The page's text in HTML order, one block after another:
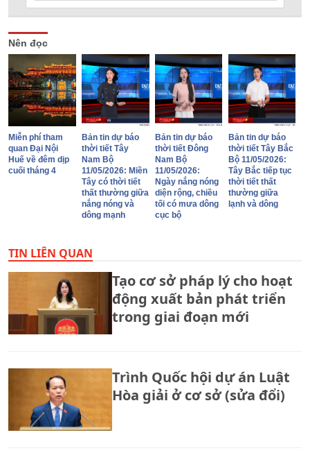
Nên đọc
Miễn phí tham
quan Đại Nội
Huế về đêm dịp
cuối tháng 4
Bản tin dự báo
thời tiết Tây
Nam Bộ
11/05/2026: Miền
Tây có thời tiết
thất thường giữa
nắng nóng và
dông mạnh
Bản tin dự báo
thời tiết Đông
Nam Bộ
11/05/2026:
Ngày nắng nóng
diện rộng, chiều
tối có mưa dông
cục bộ
Bản tin dự báo
thời tiết Tây Bắc
Bộ 11/05/2026:
Tây Bắc tiếp tục
thời tiết thất
thường giữa
lạnh và dông
TIN LIÊN QUAN
Tạo cơ sở pháp lý cho hoạt
động xuất bản phát triển
trong giai đoạn mới
Trình Quốc hội dự án Luật
Hòa giải ở cơ sở (sửa đổi)